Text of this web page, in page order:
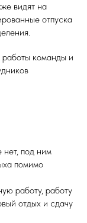
видят на
отпуска
работы команды и
нет, под ним
помимо
работу, работу
отдых и сдачу